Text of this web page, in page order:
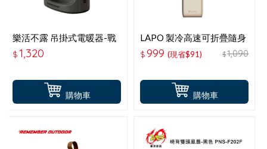
購物車
樂活不露 吊掛式電暖器-戰
術綠-HT-502WG
$1,320
購物車
LAPO 製冷高速可折疊隨身
風扇 (奶茶色)
$999 (現省$91) $1,090